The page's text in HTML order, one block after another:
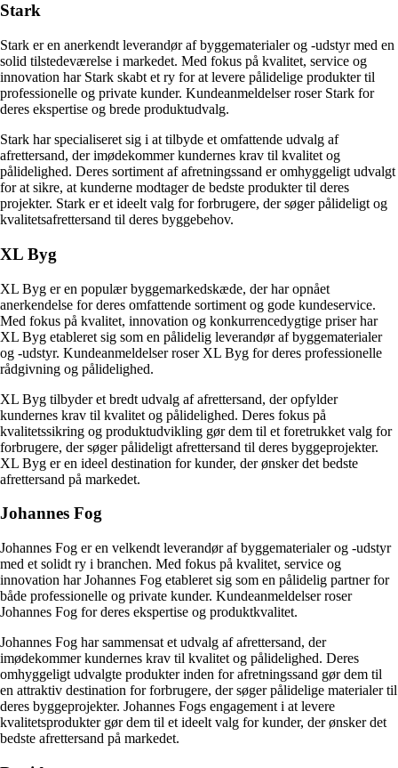
Stark
Stark er en anerkendt leverandør af byggematerialer og -udstyr med en
solid tilstedeværelse i markedet. Med fokus på kvalitet, service og
innovation har Stark skabt et ry for at levere pålidelige produkter til
professionelle og private kunder. Kundeanmeldelser roser Stark for
deres ekspertise og brede produktudvalg.
Stark har specialiseret sig i at tilbyde et omfattende udvalg af
afrettersand, der imødekommer kundernes krav til kvalitet og
pålidelighed. Deres sortiment af afretningssand er omhyggeligt udvalgt
for at sikre, at kunderne modtager de bedste produkter til deres
projekter. Stark er et ideelt valg for forbrugere, der søger pålideligt og
kvalitetsafrettersand til deres byggebehov.
XL Byg
XL Byg er en populær byggemarkedskæde, der har opnået
anerkendelse for deres omfattende sortiment og gode kundeservice.
Med fokus på kvalitet, innovation og konkurrencedygtige priser har
XL Byg etableret sig som en pålidelig leverandør af byggematerialer
og -udstyr. Kundeanmeldelser roser XL Byg for deres professionelle
rådgivning og pålidelighed.
XL Byg tilbyder et bredt udvalg af afrettersand, der opfylder
kundernes krav til kvalitet og pålidelighed. Deres fokus på
kvalitetssikring og produktudvikling gør dem til et foretrukket valg for
forbrugere, der søger pålideligt afrettersand til deres byggeprojekter.
XL Byg er en ideel destination for kunder, der ønsker det bedste
afrettersand på markedet.
Johannes Fog
Johannes Fog er en velkendt leverandør af byggematerialer og -udstyr
med et solidt ry i branchen. Med fokus på kvalitet, service og
innovation har Johannes Fog etableret sig som en pålidelig partner for
både professionelle og private kunder. Kundeanmeldelser roser
Johannes Fog for deres ekspertise og produktkvalitet.
Johannes Fog har sammensat et udvalg af afrettersand, der
imødekommer kundernes krav til kvalitet og pålidelighed. Deres
omhyggeligt udvalgte produkter inden for afretningssand gør dem til
en attraktiv destination for forbrugere, der søger pålidelige materialer til
deres byggeprojekter. Johannes Fogs engagement i at levere
kvalitetsprodukter gør dem til et ideelt valg for kunder, der ønsker det
bedste afrettersand på markedet.